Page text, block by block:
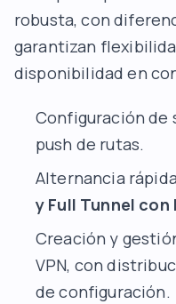
robusta, con
garantizan
disponibilidad en
Configuración de
push de rutas.
Alternancia
y Full Tunnel con
Creación y
VPN, con
de configuración.